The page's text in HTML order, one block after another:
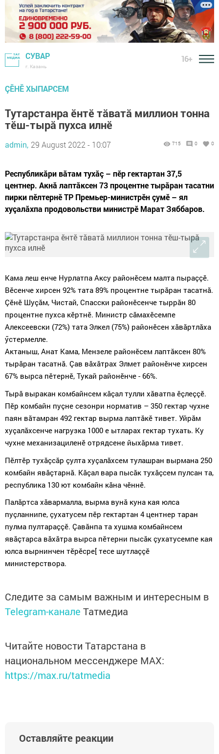
СУВАР
г. Казань
16+
ÇӖНӖ ХЫПАРСЕМ
Тутарстанра ӗнтӗ тăватă миллион тонна
тӗш-тырă пухса илнӗ
admin, 29 August 2022 - 10:07 715 0 0
Республикăри вăтам тухăç – пӗр гектартан 37,5
центнер. Акнă лаптăксен 73 процентне тырăран тасатни
пирки пӗлтернӗ ТР Премьер-министрӗн çумӗ – ял
хуçалăхпа продовольстви министрӗ Марат Зяббаров.
Кама леш енче Нурлатпа Аксу районӗсем малта пыраççӗ.
Вӗсенче хирсен 92% тата 89% процентне тырăран тасатнă.
Çӗнӗ Шуçăм, Чистай, Спасски районӗсенче тыррăн 80
процентне пухса кӗртнӗ. Министр сăмахӗсемпе
Алексеевски (72%) тата Элкел (75%) районӗсен хăвăртлăха
ӳстермелле.
Актаныш, Анат Кама, Мензеле районӗсем лаптăксен 80%
тырăран тасатнă. Çав вăхăтрах Элмет районӗнче хирсен
67% вырса пӗтернӗ, Тукай районӗнче - 66%.
Тырă выракан комбайнсем кăçал тулли хăватпа ӗçлеççӗ.
Пӗр комбайн пуçне сезонри норматив – 350 гектар чухне
паян вăтамран 492 гектар вырма лаптăкӗ тивет. Уйрăм
хуçалăхсенче нагрузка 1000 е ытларах гектар тухать. Ку
чухне механизациленӗ отрядсене йыхăрма тивет.
Пӗлтӗр тухăçсăр çулта хуçалăхсем тулашран вырмана 250
комбайн явăçтарнă. Кăçал вара пысăк тухăçсем пулсан та,
республика 130 ют комбайн кăна чӗннӗ.
Палăртса хăвармалла, вырма вунă куна кая юлса
пуçланнипе, çухатусем пӗр гектартан 4 центнер таран
пулма пултараççӗ. Çавăнпа та хушма комбайнсем
явăçтарса вăхăтра вырса пӗтерни пысăк çухатусемпе кая
юлса вырнинчен тӗрӗсре[ тесе шутлаççӗ
министерствора.
Следите за самым важным и интересным в
Telegram-канале Татмедиа
Читайте новости Татарстана в
национальном мессенджере MАХ:
https://max.ru/tatmedia
Оставляйте реакции